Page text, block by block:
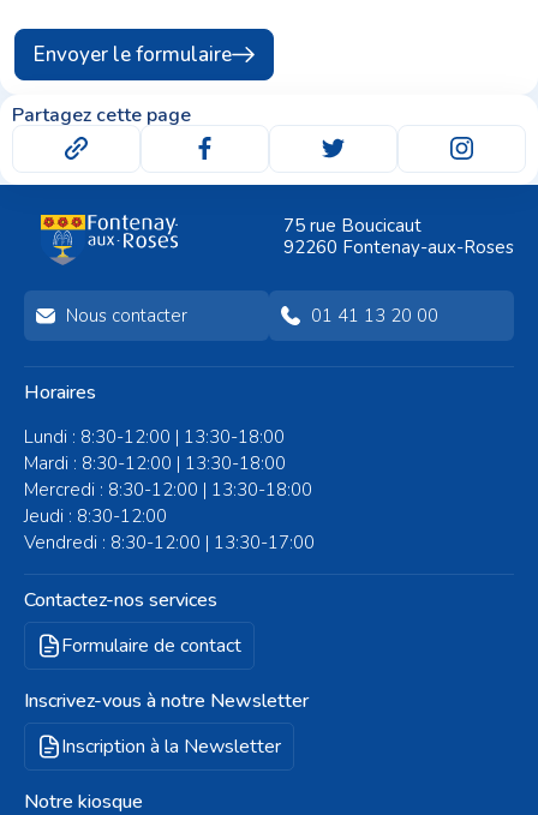
Envoyer le formulaire
Partagez cette page
75 rue Boucicaut
92260 Fontenay-aux-Roses
Nous contacter 01 41 13 20 00
Horaires
Lundi : 8:30-12:00 | 13:30-18:00
Mardi : 8:30-12:00 | 13:30-18:00
Mercredi : 8:30-12:00 | 13:30-18:00
Jeudi : 8:30-12:00
Vendredi : 8:30-12:00 | 13:30-17:00
Contactez-nos services
Formulaire de contact
Inscrivez-vous à notre Newsletter
Inscription à la Newsletter
Notre kiosque